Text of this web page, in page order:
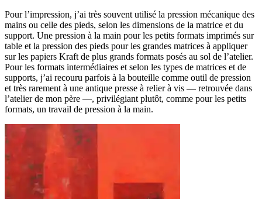
Pour l’impression, j’ai très souvent utilisé la pression mécanique des
mains ou celle des pieds, selon les dimensions de la matrice et du
support. Une pression à la main pour les petits formats imprimés sur
table et la pression des pieds pour les grandes matrices à appliquer
sur les papiers Kraft de plus grands formats posés au sol de l’atelier.
Pour les formats intermédiaires et selon les types de matrices et de
supports, j’ai recouru parfois à la bouteille comme outil de pression
et très rarement à une antique presse à relier à vis — retrouvée dans
l’atelier de mon père —, privilégiant plutôt, comme pour les petits
formats, un travail de pression à la main.